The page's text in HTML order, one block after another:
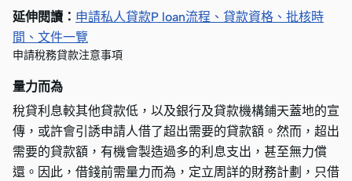
延伸閱讀： 申請私人貸款P loan流程、貸款資格、批核時
間、文件一覽
申請稅務貸款注意事項
量力而為
稅貸利息較其他貸款低，以及銀行及貸款機構鋪天蓋地的宣
傳，或許會引誘申請人借了超出需要的貸款額。然而，超出
需要的貸款額，有機會製造過多的利息支出，甚至無力償
還。因此，借錢前需量力而為，定立周詳的財務計劃，只借